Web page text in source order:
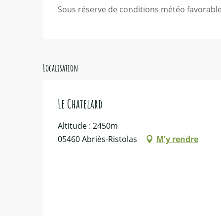
Sous réserve de conditions météo
Localisation
Le Chatelard
Altitude : 2450m
05460 Abriès-Ristolas
M'y rendre